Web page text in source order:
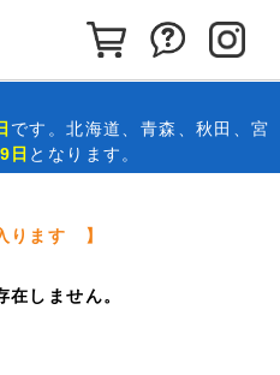
カートを見る
お問い合
です。北海道、青森、秋田、宮
日 となります。
ります 】
在しません。